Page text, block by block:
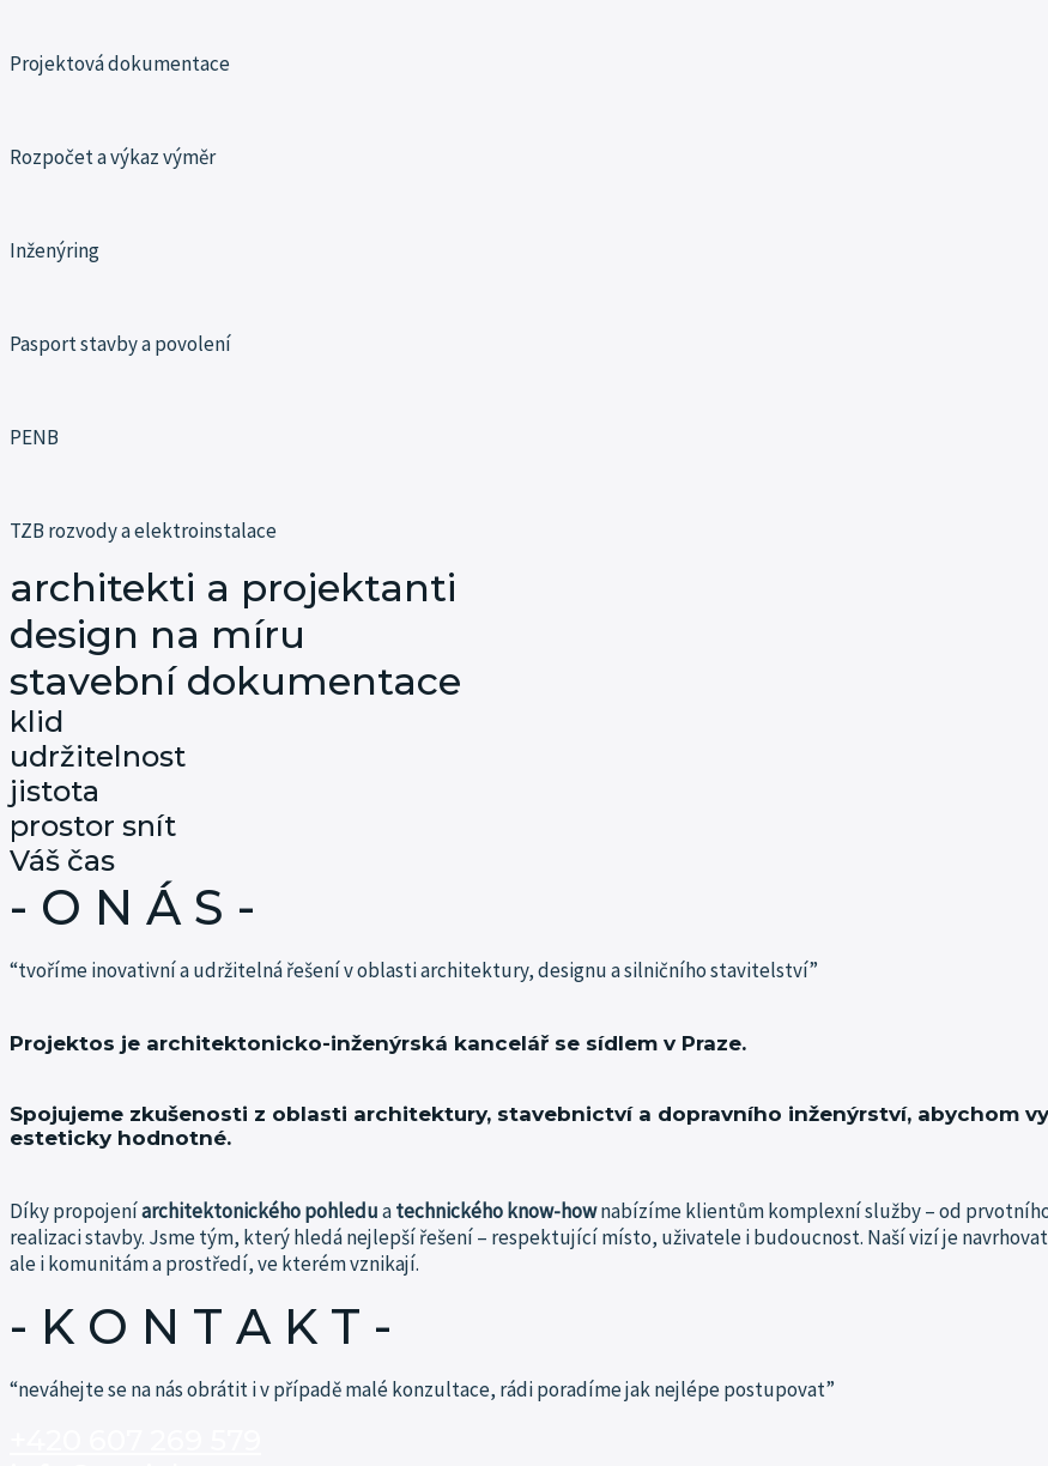
Projektová dokumentace
Rozpočet a výkaz výměr
Inženýring
Pasport stavby a povolení
PENB
TZB rozvody a elektroinstalace
architekti a projektanti
design na míru
stavební dokumentace
klid
udržitelnost
jistota
prostor snít
Váš čas
- O N Á S -
“tvoříme inovativní a udržitelná řešení v oblasti architektury, designu a silničního stavitelství”
Projektos je architektonicko-inženýrská kancelář se sídlem v Praze.
Spojujeme zkušenosti z oblasti architektury, stavebnictví a dopravního inženýrství, abychom
esteticky hodnotné.
Díky propojeníarchitektonického pohleduatechnického know-hownabízíme klientům komplexní služby – od
realizaci stavby. Jsme tým, který hledá nejlepší řešení – respektující místo, uživatele i budoucnost. Naší vizí je
ale i komunitám a prostředí, ve kterém vznikají.
- K O N T A K T -​
“neváhejte se na nás obrátit i v případě malé konzultace, rádi poradíme jak nejlépe postupovat”